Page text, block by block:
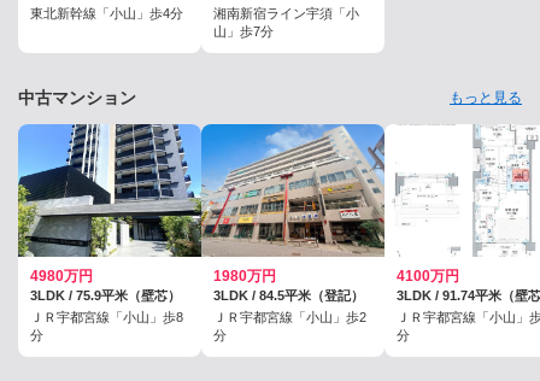
東北新幹線「小山」歩4分
湘南新宿ライン宇須「小
山」歩7分
中古マンション もっと見る
4980万円
3LDK / 75.9平米（壁芯）
ＪＲ宇都宮線「小山」歩8
分
1980万円
3LDK / 84.5平米（登記）
ＪＲ宇都宮線「小山」歩2
分
4100万円
3LDK / 91.74平米（壁
ＪＲ宇都宮線「小山」
分